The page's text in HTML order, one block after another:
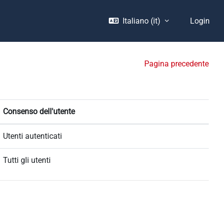
Italiano ‎(it)‎ Login
Pagina precedente
Consenso dell'utente
Utenti autenticati
Tutti gli utenti